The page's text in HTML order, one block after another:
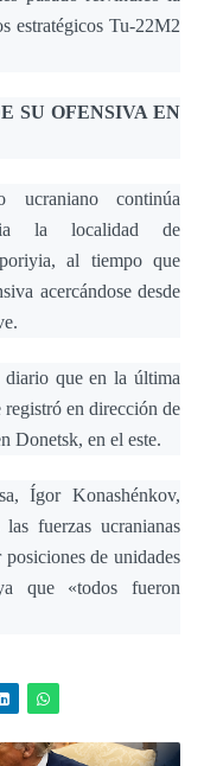
estratégicos Tu-22M2
SU OFENSIVA EN
continúa
la localidad de
al tiempo que
acercándose desde
que en la última
en dirección de
Donetsk, en el este.
Ígor Konashénkov,
fuerzas ucranianas
de unidades
que «todos fueron